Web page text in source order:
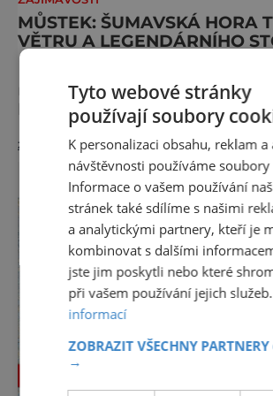
MŮSTEK: ŠUMAVSKÁ HORA
VĚTRU A LEGENDÁRNÍHO
Můstek, německy Brückel
nadmořskou výškou 1235 metrů
horou Pancířského hřbetu a
nejcharakterističtějších vrcholů
Šumavy. Přestože nestojí v
turistických proudů jako Velký
Poledník, právě v tom spočívá
Můstek si dodnes uchovává
charakter, klid a zvláštní
šumavských hřebenů, kde se
zobrazit více >>
Tyto webové stránky
používají soubory
K personalizaci obsahu, reklam a
návštěvnosti používáme soubory
Informace o vašem používání
stránek také sdílíme s našimi
a analytickými partnery, kteří je
kombinovat s dalšími
jste jim poskytli nebo které
při vašem používání jejich
informací
ZOBRAZIT VŠECHNY PARTNERY
→